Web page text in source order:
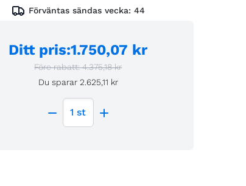
Förväntas sändas vecka: 44
Ditt pris:1.750,07 kr
Före rabatt: 4.375,18 kr
Du sparar 2.625,11 kr
1st